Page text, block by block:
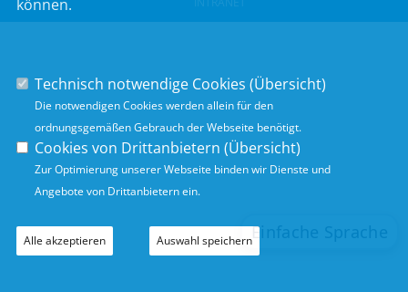
können.
Technisch notwendige Cookies (Übersicht)
Die notwendigen Cookies werden allein für den
ordnungsgemäßen Gebrauch der Webseite benötigt.
Cookies von Drittanbietern (Übersicht)
Zur Optimierung unserer Webseite binden wir Dienste und
Angebote von Drittanbietern ein.
Alle akzeptieren Auswahl speichern